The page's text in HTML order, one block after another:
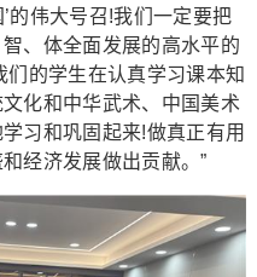
’的伟大号召!我们一定要把
、体全面发展的高水平的
的学生在认真学习课本知
化和中华武术、中国美术
习和巩固起来!做真正有用
经济发展做出贡献。”